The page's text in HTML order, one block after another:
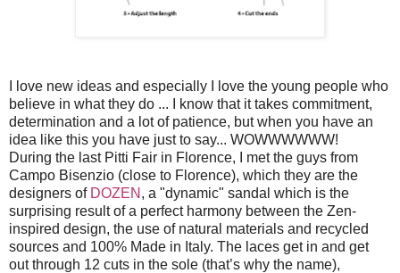
I love new ideas and especially I love the young people who
believe in what they do ... I know that it takes commitment,
determination and a lot of patience, but when you have an
idea like this you have just to say... WOWWWWWW!
During the last Pitti Fair in Florence, I met the guys from
Campo Bisenzio (close to Florence), which they are the
designers of DOZEN , a "dynamic" sandal which is the
surprising result of a perfect harmony between the Zen-
inspired design, the use of natural materials and recycled
sources and 100% Made in Italy. The laces get in and get
out through 12 cuts in the sole (that’s why the name),